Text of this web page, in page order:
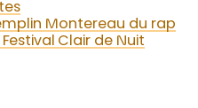
Montereau du rap
Clair de Nuit